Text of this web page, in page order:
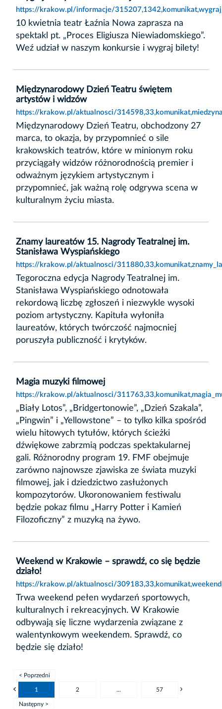
https://krakow.pl/informacje/
10 kwietnia teatr Łaźnia Nowa zaprasza na
spektakl pt. „Proces Eligiusza Niewiadomskiego”.
Weź udział w naszym konkursie i wygraj bilety!
Międzynarodowy Dzień Teatru świętem
artystów i widzów
https://krakow.pl/aktualnosci/
Międzynarodowy Dzień Teatru, obchodzony 27
marca, to okazja, by przypomnieć o sile
krakowskich teatrów, które w minionym roku
przyciągały widzów różnorodnością premier i
odważnym językiem artystycznym i
przypomnieć, jak ważną rolę odgrywa scena w
kulturalnym życiu miasta.
Znamy laureatów 15. Nagrody Teatralnej im.
Stanisława Wyspiańskiego
https://krakow.pl/aktualnosci/
Tegoroczna edycja Nagrody Teatralnej im.
Stanisława Wyspiańskiego odnotowała
rekordową liczbę zgłoszeń i niezwykle wysoki
poziom artystyczny. Kapituła wyłoniła
laureatów, których twórczość najmocniej
poruszyła publiczność i krytyków.
Magia muzyki filmowej
https://krakow.pl/aktualnosci/
„Biały Lotos”, „Bridgertonowie”, „Dzień Szakala”,
„Pingwin” i „Yellowstone” – to tylko kilka spośród
wielu hitowych tytułów, których ścieżki
dźwiękowe zabrzmią podczas spektakularnej
gali. Różnorodny program 19. FMF obejmuje
zarówno najnowsze zjawiska ze świata muzyki
filmowej, jak i dziedzictwo zasłużonych
kompozytorów. Ukoronowaniem festiwalu
będzie pokaz filmu „Harry Potter i Kamień
Filozoficzny” z muzyką na żywo.
Weekend w Krakowie – sprawdź, co się będzie
działo!
https://krakow.pl/aktualnosci/
Trwa weekend pełen wydarzeń sportowych,
kulturalnych i rekreacyjnych. W Krakowie
odbywają się liczne wydarzenia związane z
walentynkowym weekendem. Sprawdź, co
będzie się działo!
< Poprzedni
1 2 ... 57
Następny >